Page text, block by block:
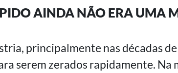
AINDA NÃO ERA UMA
principalmente nas décadas
serem zerados rapidamente. Na